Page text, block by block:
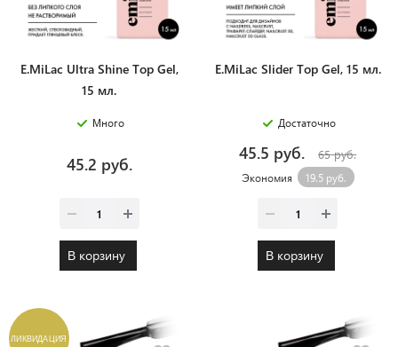
E.MiLac Ultra Shine Top Gel,
15 мл.
Много
45.2 руб.
В корзину
E.MiLac Slider Top Gel, 15 мл.
Достаточно
45.5 руб. 65 руб.
Экономия 19.5 руб.
В корзину
ЛИКВИДАЦИЯ